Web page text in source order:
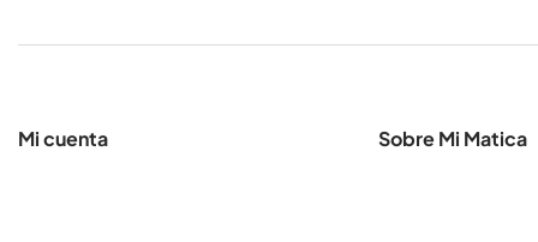
Mi cuenta Sobre Mi Matica